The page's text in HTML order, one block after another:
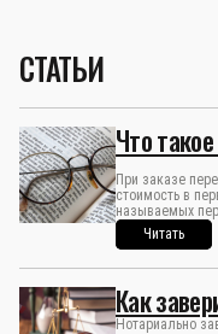
СТАТЬИ
Что
При заказе
стоимость в
называемых
Читать
Как
Нотариально